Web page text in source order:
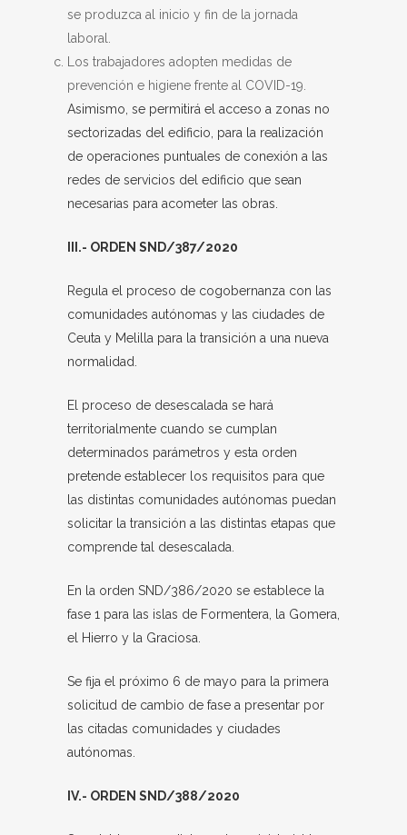
se produzca al inicio y fin de la jornada
laboral.
Los trabajadores adopten medidas de
prevención e higiene frente al COVID-19.
Asimismo, se permitirá el acceso a zonas no
sectorizadas del edificio, para la realización
de operaciones puntuales de conexión a las
redes de servicios del edificio que sean
necesarias para acometer las obras.
III.- ORDEN SND/387/2020
Regula el proceso de cogobernanza con las
comunidades autónomas y las ciudades de
Ceuta y Melilla para la transición a una nueva
normalidad.
El proceso de desescalada se hará
territorialmente cuando se cumplan
determinados parámetros y esta orden
pretende establecer los requisitos para que
las distintas comunidades autónomas puedan
solicitar la transición a las distintas etapas que
comprende tal desescalada.
En la orden SND/386/2020 se establece la
fase 1 para las islas de Formentera, la Gomera,
el Hierro y la Graciosa.
Se fija el próximo 6 de mayo para la primera
solicitud de cambio de fase a presentar por
las citadas comunidades y ciudades
autónomas.
IV.- ORDEN SND/388/2020